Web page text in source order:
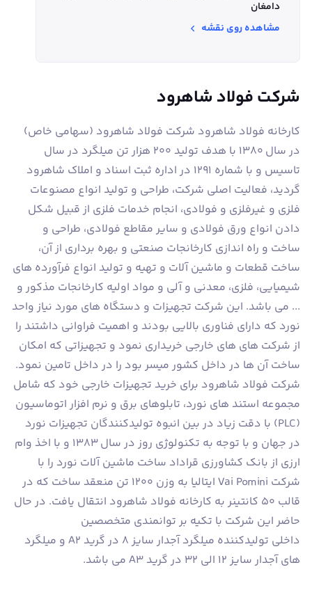
دامغان
مشاهده روی نقشه
شرکت فولاد شاهرود
کارخانه فولاد شاهرود شرکت فولاد شاهرود (سهامی خاص)
در سال 1380 با هدف تولید 200 هزار تن میلگرد در سال
تاسیس و با شماره 1291 در اداره ثبت اسناد و املاک شاهرود
گردید، فعالیت اصلی شرکت، طراحی و تولید انواع مصنوعات
فلزی و غیرفلزی و فولادی، انجام خدمات فلزی از قبیل شکل
دادن انواع ورق فولادی و سایر مقاطع فولادی، طراحی و
ساخت و راه اندازی کارخانجات صنعتی و بهره برداری از آن،
ساخت قطعات و ماشین آلات و تهیه و تولید انواع فرآورده های
شیمیایی، فلزی، معدنی و آلی و مواد اولیه کارخانجات مذکور و
... می باشد. این شرکت تجهیزات و دستگاه های مورد نیاز واحد
نورد که دارای فناوری بالایی بودند و اهمیت فراوانی داشتند را
از شرکت های های خارجی خریداری نمود و تجهیزاتی که امکان
ساخت آن ها در داخل کشور میسر بود را در داخل تامین نمود.
شرکت فولاد شاهرود برای خرید تجهیزات خارجی خود که شامل
مجموعه استند های نورد، تابلوهای برق و نرم افزار اتوماسیون
(PLC) با دقت زیاد در بین انبوه تولیدکنندگان تجهیزات نورد
در جهان و با توجه به تکنولوژی روز در سال 1383 و با اخذ وام
ارزی از بانک کشاورزی قراداد ساخت ماشین آلات نورد را با
شرکت Vai Pomini ایتالیا به وزن 1200 تن منعقد ساخت که در
قالب 50 کانتینر به کارخانه فولاد شاهرود انتقال یافت. در حال
حاضر این شرکت با تکیه بر توانمندی متخصصین
داخلی تولیدکننده میلگرد آجدار سایز 8 در گرید A2 و میلگرد
های آجدار سایز 12 الی 32 در گرید A3 می باشد.